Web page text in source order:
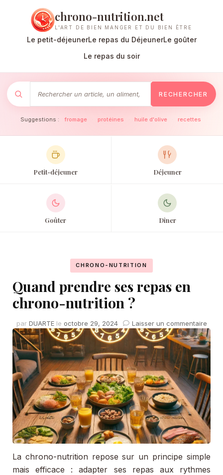
chrono-nutrition.net
L'ART DE BIEN MANGER ET DU BIEN ÊTRE
Le petit-déjeunerLe repas du DéjeunerLe goûter
Le repas du soir
RECHERCHER
Suggestions : fromage protéines huile d'olive recettes
Petit-déjeuner Déjeuner
Goûter Dîner
CHRONO-NUTRITION
Quand prendre ses repas en
chrono-nutrition ?
par DUARTE le octobre 29, 2024 Laisser un commentairesur
ses
en
?
La chrono-nutrition repose sur un principe simple
mais efficace : adapter ses repas aux rythmes